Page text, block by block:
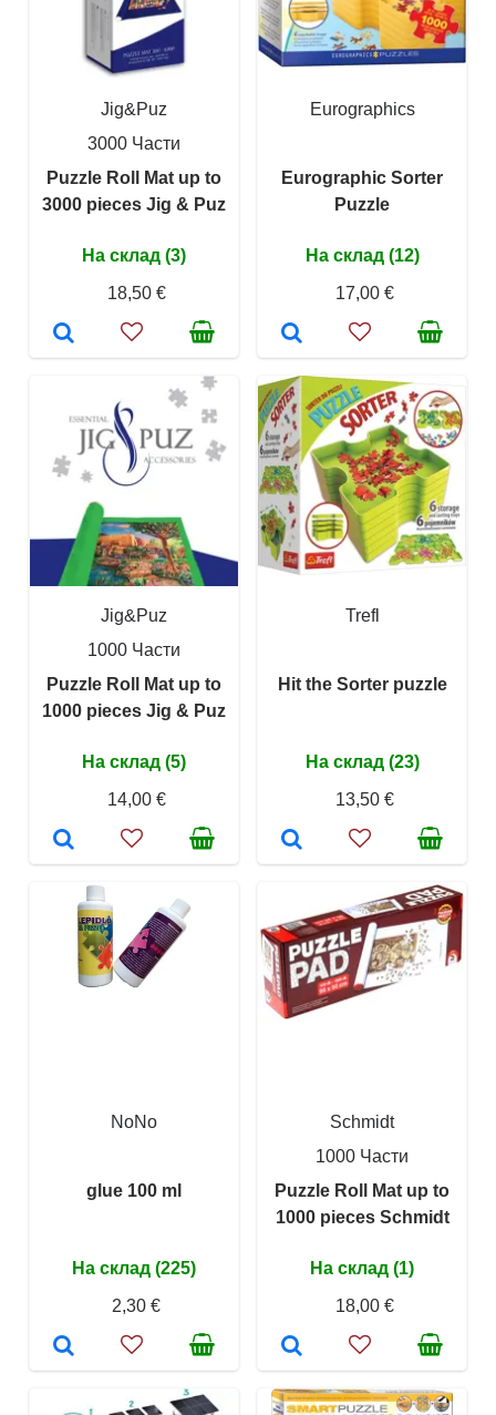
Jig&Puz
3000 Части
Puzzle Roll Mat up to
3000 pieces Jig & Puz
На склад (3)
18,50 €
Eurographics
Eurographic Sorter
Puzzle
На склад (12)
17,00 €
Jig&Puz
1000 Части
Puzzle Roll Mat up to
1000 pieces Jig & Puz
На склад (5)
14,00 €
Trefl
Hit the Sorter puzzle
На склад (23)
13,50 €
NoNo
glue 100 ml
На склад (225)
2,30 €
Schmidt
1000 Части
Puzzle Roll Mat up to
1000 pieces Schmidt
На склад (1)
18,00 €